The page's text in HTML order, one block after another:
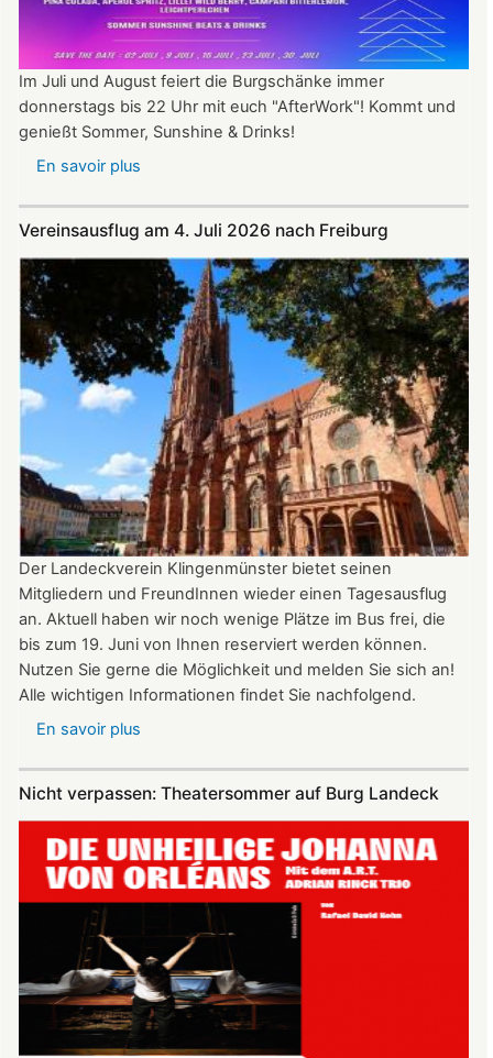
Im Juli und August feiert die Burgschänke immer
donnerstags bis 22 Uhr mit euch "AfterWork"! Kommt und
genießt Sommer, Sunshine & Drinks!
En savoir plus
und
August
auf
der
Burg:
After
Work
donnerstags
bis
22:00
Uhr
Vereinsausflug am 4. Juli 2026 nach Freiburg
Der Landeckverein Klingenmünster bietet seinen
Mitgliedern und FreundInnen wieder einen Tagesausflug
an. Aktuell haben wir noch wenige Plätze im Bus frei, die
bis zum 19. Juni von Ihnen reserviert werden können.
Nutzen Sie gerne die Möglichkeit und melden Sie sich an!
Alle wichtigen Informationen findet Sie nachfolgend.
En savoir plus
4.
2026
nach
Freiburg
Nicht verpassen: Theatersommer auf Burg Landeck